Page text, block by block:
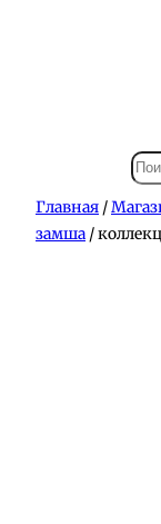
Главная /
замша /